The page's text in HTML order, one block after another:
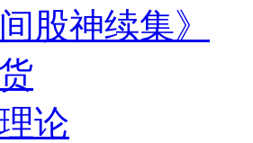
间股神续集》
论